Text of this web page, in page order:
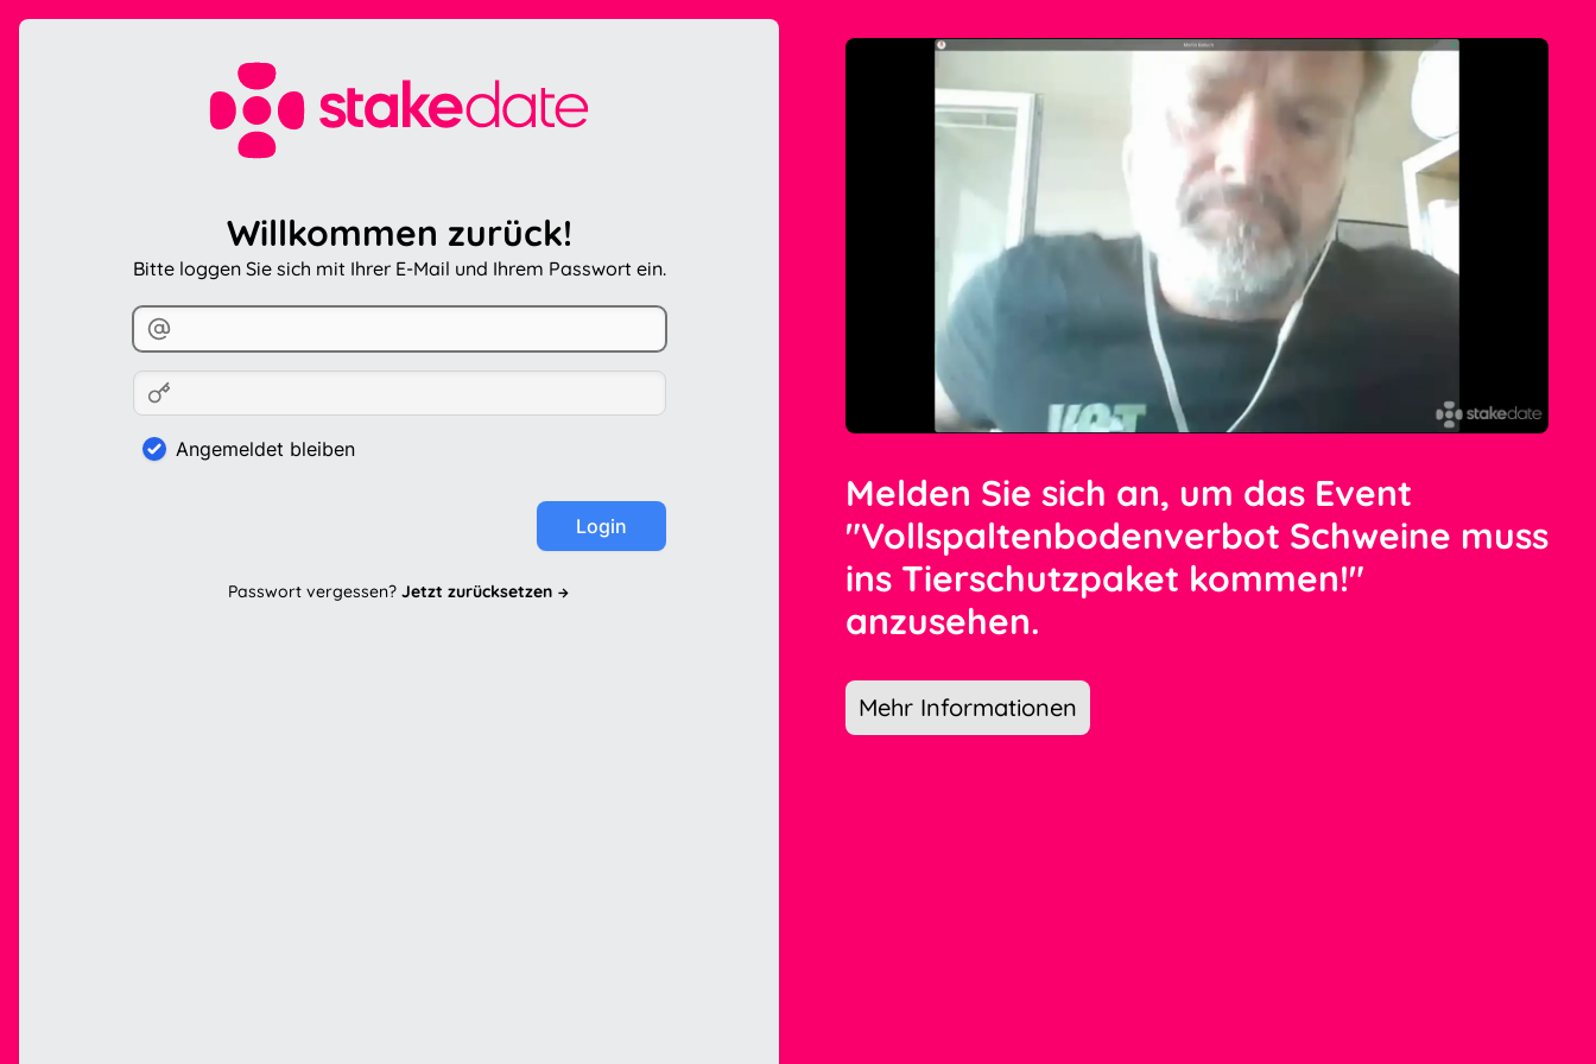
Willkommen zurück!
Bitte loggen Sie sich mit Ihrer E-Mail und Ihrem Passwort ein.
Angemeldet bleiben
Login
Passwort vergessen? Jetzt zurücksetzen
Melden Sie sich an, um das Event
"Vollspaltenbodenverbot Schweine muss
ins Tierschutzpaket kommen!"
anzusehen.
Mehr Informationen